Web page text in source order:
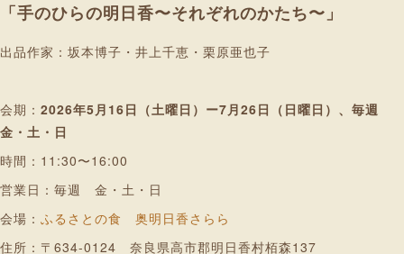
「手のひらの明日香〜それぞれのかたち〜」
出品作家：坂本博子・井上千恵・栗原亜也子
会期： 2026年5月16日（土曜日）ー7月26日（日曜日）、毎週
金・土・日
時間：11:30〜16:00
営業日：毎週 金・土・日
会場： ふるさとの食 奥明日香さらら
住所：〒634-0124 奈良県高市郡明日香村栢森137